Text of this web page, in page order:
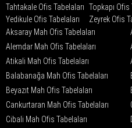
Tahtakale Ofis Tabelaları Topkapı Ofis
Yedikule Ofis Tabelaları
Zeyrek Ofis
Aksaray Mah Ofis Tabelaları
Alemdar Mah Ofis Tabelaları
Atikali Mah Ofis Tabelaları
Balabanağa Mah Ofis Tabelaları
Beyazıt Mah Ofis Tabelaları
Cankurtaran Mah Ofis Tabelaları
Cibali Mah Ofis Tabelaları